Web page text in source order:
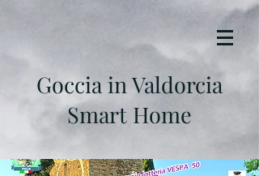
Goccia in Valdorcia
Smart Home